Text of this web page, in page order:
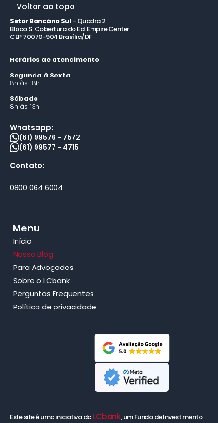
Voltar ao topo
Setor Bancário Sul– Quadra 2
Bloco S Cobertura do Ed. Empire Center
CEP 70070-904 Brasília/DF
Horários de atendimento
Segunda à Sexta
8h às 18h
Sábado
8h às 13h
Whatsapp:
(61) 99576 - 7572
(61) 99577 - 4715
Contato:
0800 064 6004
Menu
Início
Nosso Blog
Para Advogados
Sobre o LCbank
Perguntas Frequentes
Política de privacidade
Este site é uma iniciativa doLCbank, um Fundo de Investimento